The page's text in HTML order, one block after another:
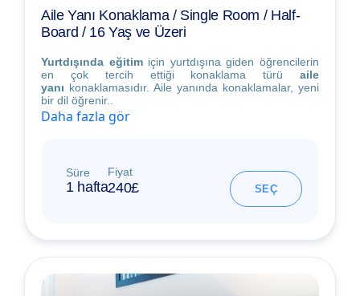
Aile Yanı Konaklama / Single Room / Half-
Board / 16 Yaş ve Üzeri
Yurtdışında eğitimiçin yurtdışına giden öğrencilerin
en çok tercih ettiği konaklama türü aile
yanı konaklamasıdır. Aile yanında konaklamalar, yeni
bir dil öğrenir..
Daha fazla gör
Süre
1 hafta
Fiyat
240£ SEÇ